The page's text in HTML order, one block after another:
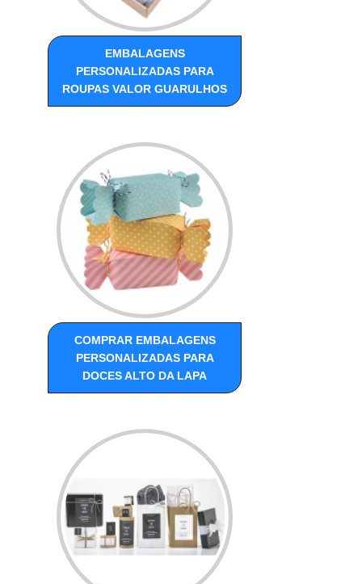
EMBALAGENS
PERSONALIZADAS PARA
ROUPAS VALOR GUARULHOS
COMPRAR EMBALAGENS
PERSONALIZADAS PARA
DOCES ALTO DA LAPA